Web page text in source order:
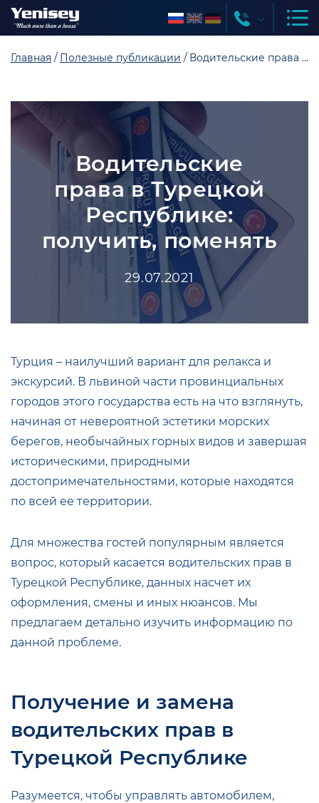
Главная Полезные публикации Водительские права в Турецкой Республике: получить, поменять
Водительские
права в Турецкой
Республике:
получить, поменять
29.07.2021
Турция – наилучший вариант для релакса и
экскурсий. В львиной части провинциальных
городов этого государства есть на что взглянуть,
начиная от невероятной эстетики морских
берегов, необычайных горных видов и завершая
историческими, природными
достопримечательностями, которые находятся
по всей ее территории.
Для множества гостей популярным является
вопрос, который касается водительских прав в
Турецкой Республике, данных насчет их
оформления, смены и иных нюансов. Мы
предлагаем детально изучить информацию по
данной проблеме.
Получение и замена
водительских прав в
Турецкой Республике
Разумеется, чтобы управлять автомобилем,